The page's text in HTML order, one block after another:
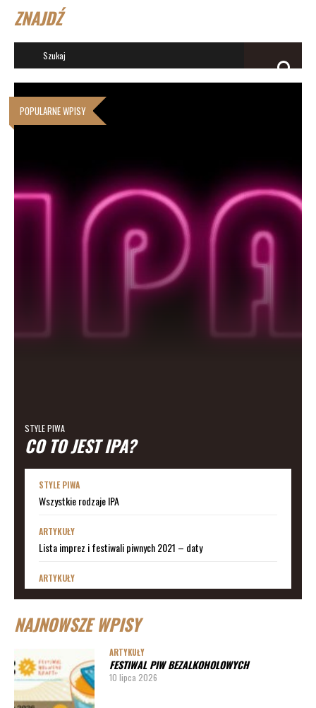
ZNAJDŹ
POPULARNE WPISY
STYLE PIWA
CO TO JEST IPA?
STYLE PIWA
Wszystkie rodzaje IPA
ARTYKUŁY
Lista imprez i festiwali piwnych 2021 – daty
ARTYKUŁY
ARTYKUŁY
ARTYKUŁY
Lista imprez i festiwali piwnych 2020 – miasta
NAJNOWSZE WPISY
ARTYKUŁY
FESTIWAL PIW BEZALKOHOLOWYCH
10 lipca 2026